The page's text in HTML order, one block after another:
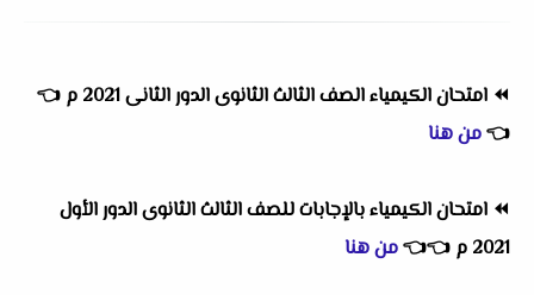
⏪ امتحان الكيمياء الصف الثالث الثانوىالدور الثانى
👈
👈من هنا
⏪ امتحان الكيمياء بالإجابات للصف الثالث الثانوى الدور الأول
2021 م
👈
👈من هنا